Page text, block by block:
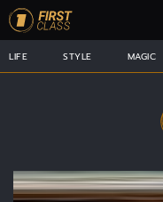
LIFE STYLE MAGIC